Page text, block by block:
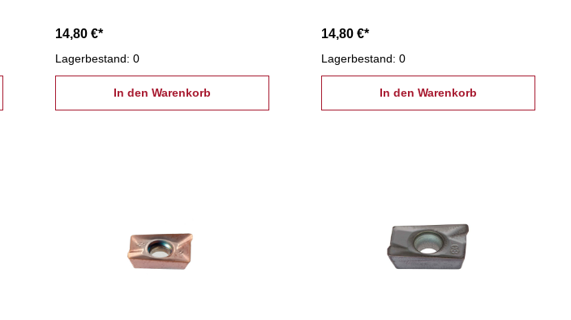
14,80 €*
Lagerbestand: 0
In den Warenkorb
14,80 €*
Lagerbestand: 0
In den Warenkorb